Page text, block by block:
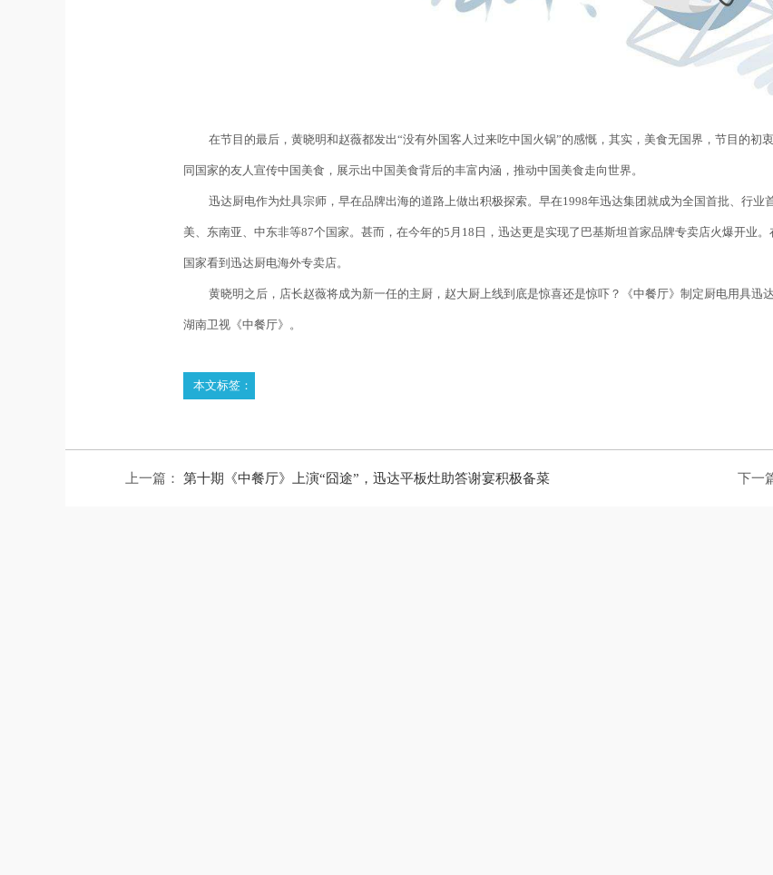
在节目的最后，黄晓明和赵薇都发出“没有外国客人过来吃中国火锅”的感慨，其实，美食无国界，节目的初
同国家的友人宣传中国美食，展示出中国美食背后的丰富内涵，推动中国美食走向世界。
迅达厨电作为灶具宗师，早在品牌出海的道路上做出积极探索。早在1998年迅达集团就成为全国首批、行业
美、东南亚、中东非等87个国家。甚而，在今年的5 月 18 日，迅达更是实现了巴基斯坦首家品牌专卖店火爆开业
国家看到迅达厨电海外专卖店。
黄晓明之后，店长赵薇将成为新一任的主厨，赵大厨上线到底是惊喜还是惊吓？《中餐厅》制定厨电用具迅
湖南卫视《中餐厅》。
本文标签：
上一篇： 第十期《中餐厅》上演“囧途”，迅达平板灶助答谢宴积极备菜 下一